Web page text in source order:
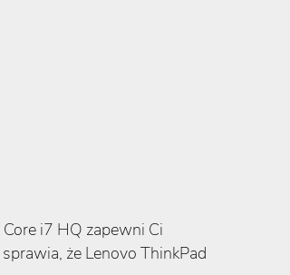
i7 HQ zapewni Ci
że Lenovo ThinkPad